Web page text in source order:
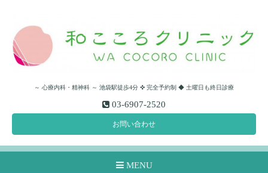
～ 心療内科・精神科 ～ 池袋駅徒歩4分 ✜ 完全予約制 ◆ 土曜日も終日診療
03-6907-2520
お問い合わせ
MENU